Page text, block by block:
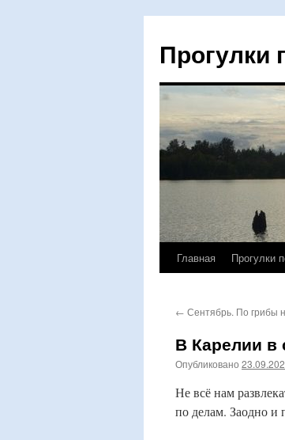
Прогулки
Перейти
содержимому
Главная Прогулки
← Сентябрь. По грибы
В Карелии в
Опубликовано
Не всё нам
по делам. Заодно и